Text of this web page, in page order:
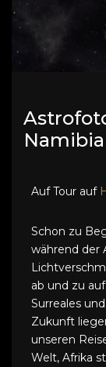
Auf Tour auf
Schon zu
während der
ab und zu
Surreales
Zukunft
unseren
Welt, Afrika